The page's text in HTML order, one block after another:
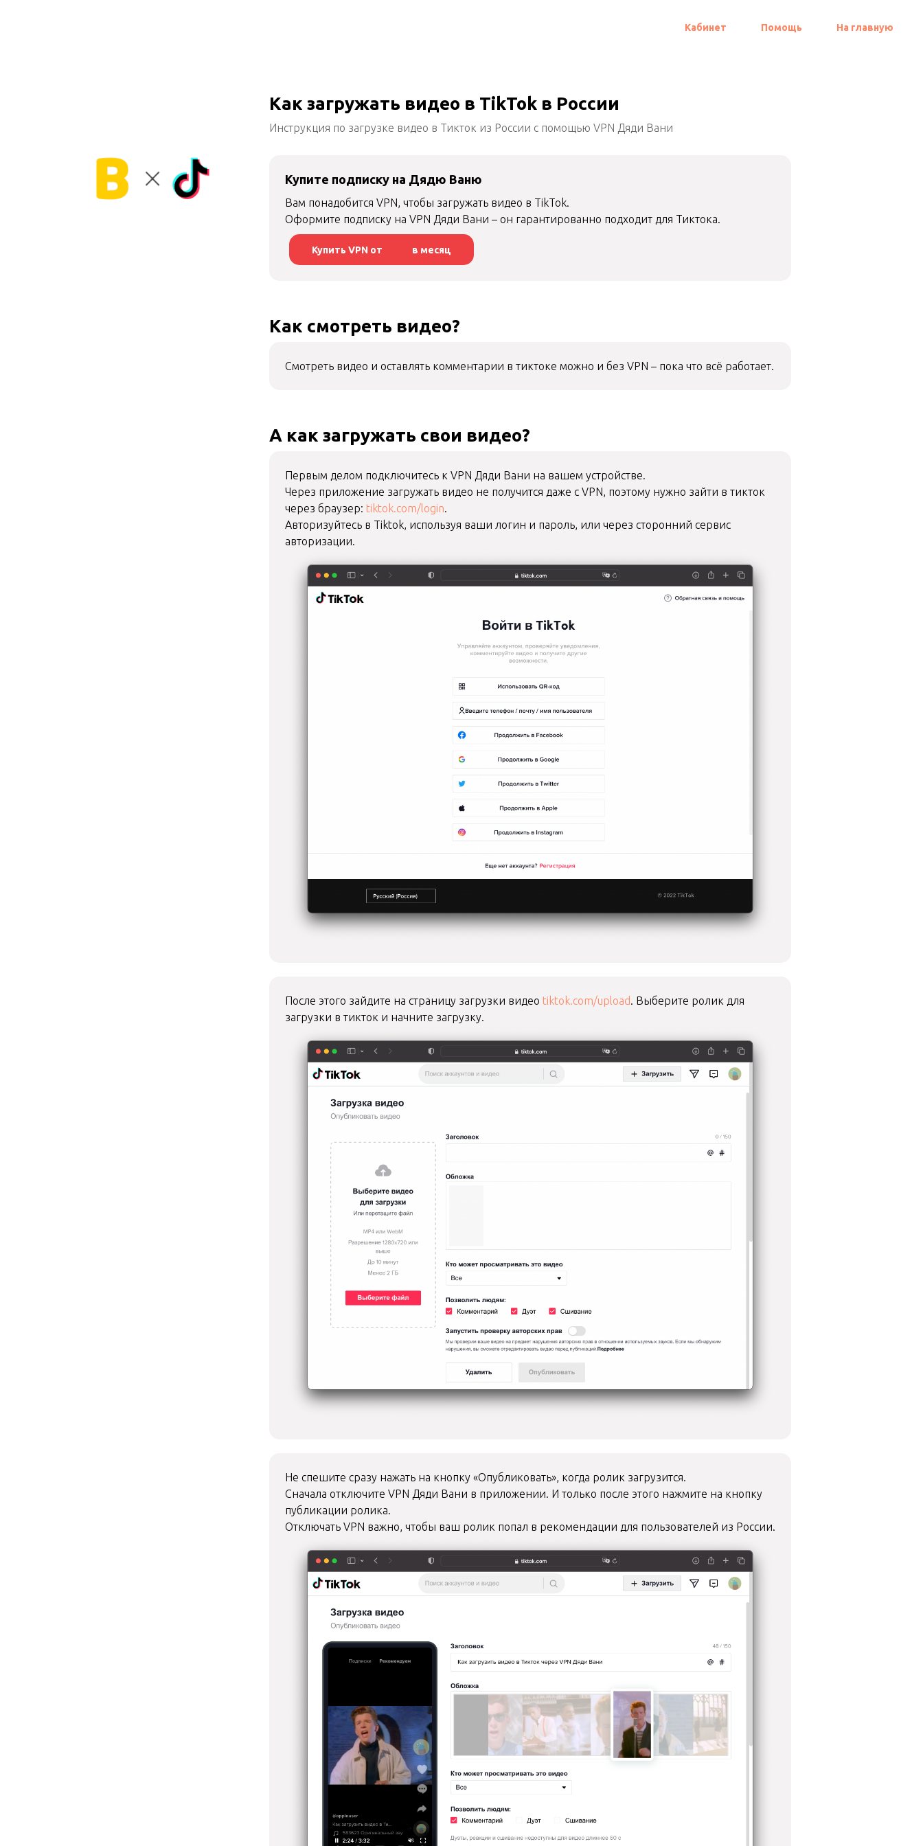
Кабинет Помощь На главную
Как загружать видео в TikTok в России
Инструкция по загрузке видео в Тикток из России с помощью VPN Дяди Вани
Купите подписку на Дядю Ваню
Вам понадобится VPN, чтобы загружать видео в TikTok.
Оформите подписку на VPN Дяди Вани – он гарантированно подходит для Тиктока.
Купить VPN от в месяц
Как смотреть видео?
Смотреть видео и оставлять комментарии в тиктоке можно и без VPN – пока что всё работает.
А как загружать свои видео?
Первым делом подключитесь к VPN Дяди Вани на вашем устройстве.
Через приложение загружать видео не получится даже с VPN, поэтому нужно зайти в тикток
через браузер: tiktok.com/login.
Авторизуйтесь в Tiktok, используя ваши логин и пароль, или через сторонний сервис
авторизации.
После этого зайдите на страницу загрузки видео tiktok.com/upload. Выберите ролик для
загрузки в тикток и начните загрузку.
Не спешите сразу нажать на кнопку «Опубликовать», когда ролик загрузится.
Сначала отключите VPN Дяди Вани в приложении. И только после этого нажмите на кнопку
публикации ролика.
Отключать VPN важно, чтобы ваш ролик попал в рекомендации для пользователей из России.